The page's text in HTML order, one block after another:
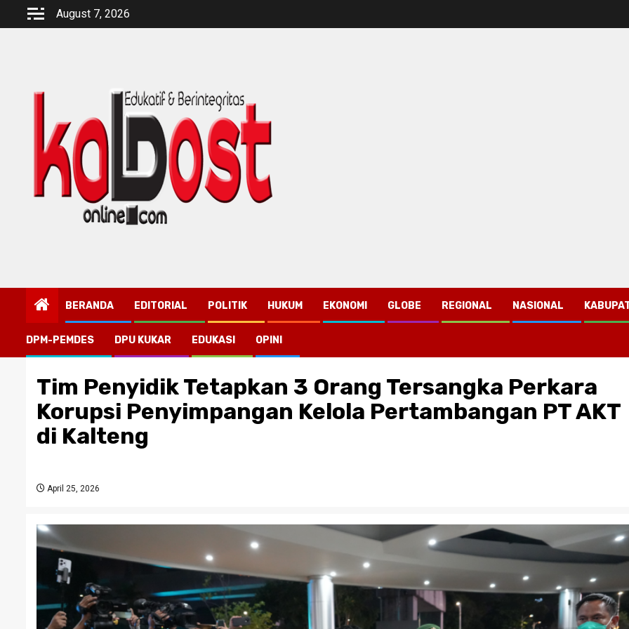
August 7, 2026
BERANDA EDITORIAL POLITIK HUKUM EKONOMI GLOBE REGIONAL NASIONAL
DPM-PEMDES DPU KUKAR EDUKASI OPINI
Tim Penyidik Tetapkan 3 Orang Tersangka Perkara
Korupsi Penyimpangan Kelola Pertambangan PT AKT
di Kalteng
April 25, 2026
August 2, 2026